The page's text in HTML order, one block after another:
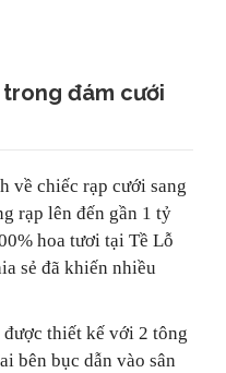
đám cưới
về chiếc rạp cưới sang
rạp lên đến gần 1 tỷ
hoa tươi tại Tề Lỗ
sẻ đã khiến nhiều
thiết kế với 2 tông
bên bục dẫn vào sân